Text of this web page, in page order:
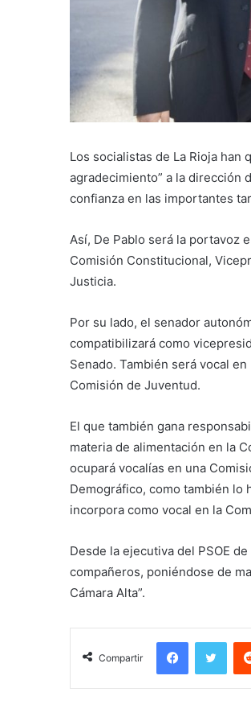
Los socialistas de La Rioja han
agradecimiento” a la dirección
confianza en las importantes
Así, De Pablo será la portavoz
Comisión Constitucional,
Justicia.
Por su lado, el senador
compatibilizará como
Senado. También será vocal
Comisión de Juventud.
El que también gana
materia de alimentación en la
ocupará vocalías en una
Demográfico, como también lo
incorpora como vocal en la
Desde la ejecutiva del PSOE
compañeros, poniéndose de
Cámara Alta”.
Compartir